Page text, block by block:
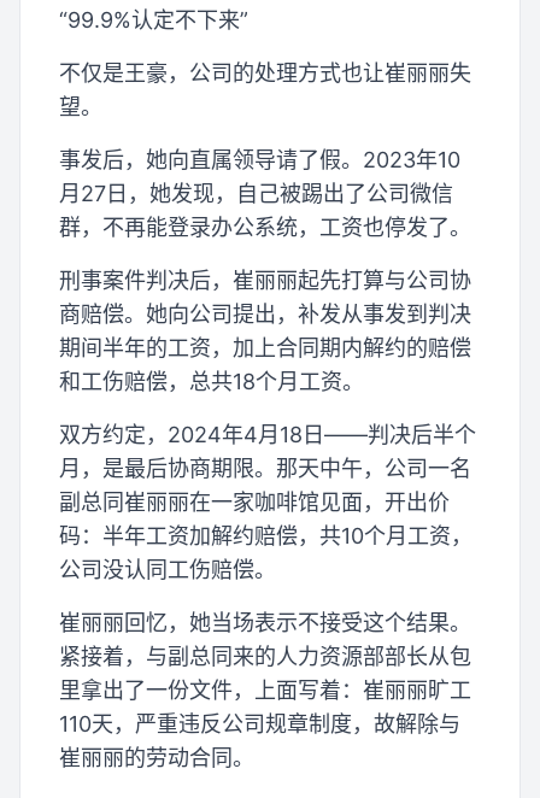
“99.9%认定不下来”
不仅是王豪，公司的处理方式也让崔丽丽失
望。
事发后，她向直属领导请了假。2023年10
月27日，她发现，自己被踢出了公司微信
群，不再能登录办公系统，工资也停发了。
刑事案件判决后，崔丽丽起先打算与公司协
商赔偿。她向公司提出，补发从事发到判决
期间半年的工资，加上合同期内解约的赔偿
和工伤赔偿，总共18个月工资。
双方约定，2024年4月18日——判决后半个
月，是最后协商期限。那天中午，公司一名
副总同崔丽丽在一家咖啡馆见面，开出价
码：半年工资加解约赔偿，共10个月工资，
公司没认同工伤赔偿。
崔丽丽回忆，她当场表示不接受这个结果。
紧接着，与副总同来的人力资源部部长从包
里拿出了一份文件，上面写着：崔丽丽旷工
110天，严重违反公司规章制度，故解除与
崔丽丽的劳动合同。